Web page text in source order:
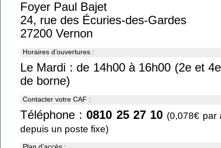
Foyer Paul Bajet
24, rue des Écuries-des-Gardes
27200 Vernon
Horaires d’ouvertures :
Le Mardi : de 14h00 à 16h00 (2e et
de borne)
Contacter votre CAF :
Téléphone : 0810 25 27 10 (0,078€ par
depuis un poste fixe)